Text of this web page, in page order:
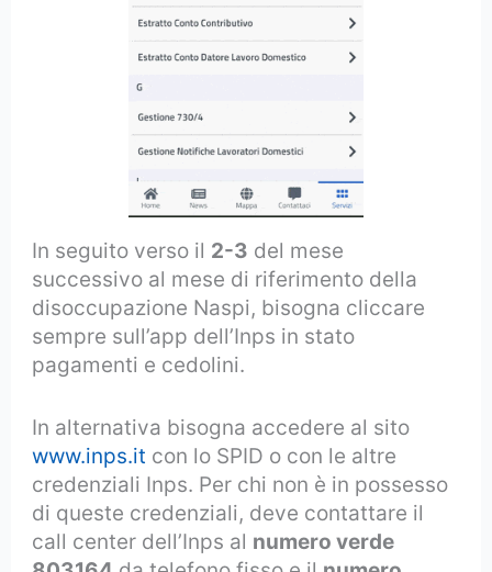
In seguito verso il 2-3 del mese
successivo al mese di riferimento della
disoccupazione Naspi, bisogna cliccare
sempre sull’app dell’Inps in stato
pagamenti e cedolini.
In alternativa bisogna accedere al sito
www.inps.it con lo SPID o con le altre
credenziali Inps. Per chi non è in possesso
di queste credenziali, deve contattare il
call center dell’Inps al numero verde